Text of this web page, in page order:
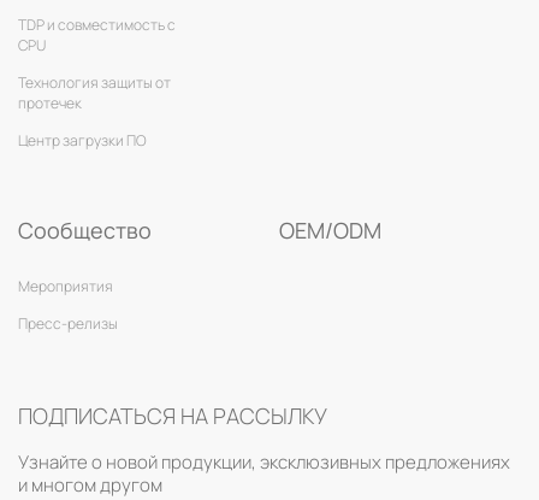
TDP и совместимость с
CPU
Технология защиты от
протечек
Центр загрузки ПО
Сообщество
Мероприятия
Пресс-релизы
OEM/ODM
ПОДПИСАТЬСЯ НА РАССЫЛКУ
Узнайте о новой продукции, эксклюзивных предложениях
и многом другом